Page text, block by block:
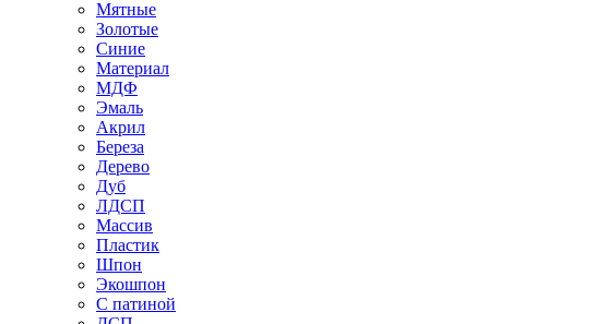
Мятные
Золотые
Синие
Материал
МДФ
Эмаль
Акрил
Береза
Дерево
Дуб
ЛДСП
Массив
Пластик
Шпон
Экошпон
С патиной